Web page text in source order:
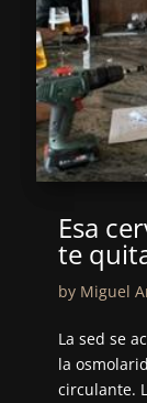
Esa
te
by Miguel
La sed se
la
circulante.